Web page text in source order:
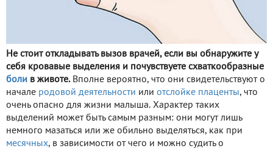
Не стоит откладывать вызов врачей, если вы обнаружите у
себя кровавые выделения и почувствуете схваткообразные
боли в животе. Вполне вероятно, что они свидетельствуют о
начале родовой деятельности или отслойке плаценты, что
очень опасно для жизни малыша. Характер таких
выделений может быть самым разным: они могут лишь
немного мазаться или же обильно выделяться, как при
месячных, в зависимости от чего и можно судить о